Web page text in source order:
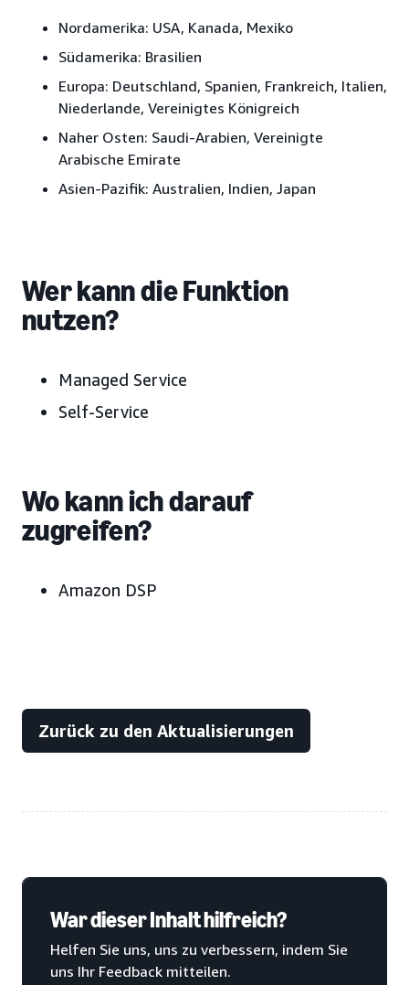
Nordamerika: USA, Kanada, Mexiko
Südamerika: Brasilien
Europa: Deutschland, Spanien, Frankreich, Italien,
Niederlande, Vereinigtes Königreich
Naher Osten: Saudi-Arabien, Vereinigte
Arabische Emirate
Asien-Pazifik: Australien, Indien, Japan
Wer kann die Funktion
nutzen?
Managed Service
Self-Service
Wo kann ich darauf
zugreifen?
Amazon DSP
Zurück zu den Aktualisierungen
War dieser Inhalt hilfreich?
Helfen Sie uns, uns zu verbessern, indem Sie
uns Ihr Feedback mitteilen.